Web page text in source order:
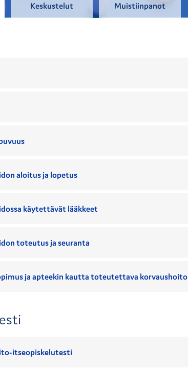
Keskustelut Muistiinpanot
aloitus ja lopetus
käytettävät lääkkeet
toteutus ja seuranta
ja apteekin kautta toteutettava korvaushoito
itseopiskelutesti